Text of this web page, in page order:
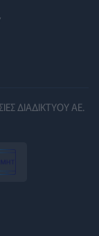
δέρμα
Ο ρόλος του
ΔΙΑΔΙΚΤΥΟΥ ΑΕ.